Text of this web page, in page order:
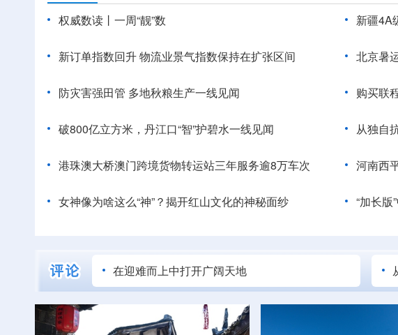
权威数读丨一周“靓”数
新订单指数回升 物流业景气指数保持在扩张区间
防灾害强田管 多地秋粮生产一线见闻
破800亿立方米，丹江口“智”护碧水一线见闻
港珠澳大桥澳门跨境货物转运站三年服务逾8万车次
女神像为啥这么“神”？揭开红山文化的神秘面纱
新疆4A
北京暑
购买联
从独自
河南西
“加长版
在迎难而上中打开广阔天地